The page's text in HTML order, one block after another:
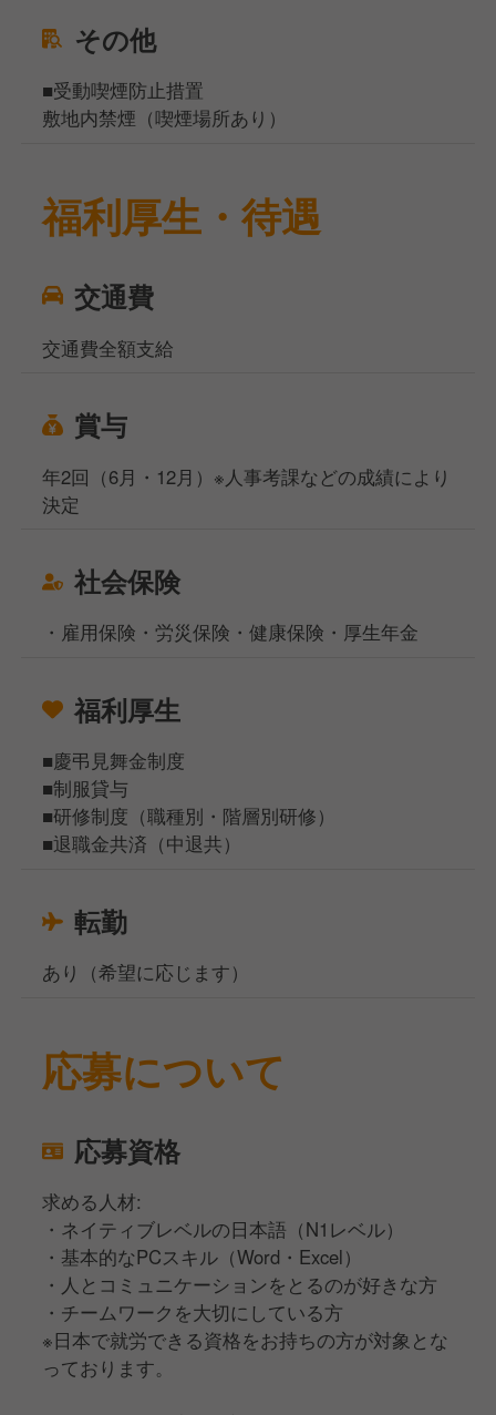
その他
■受動喫煙防止措置
敷地内禁煙（喫煙場所あり）
福利厚生・待遇
交通費
交通費全額支給
賞与
年2回（6月・12月）※人事考課などの成績により
決定
社会保険
・雇用保険・労災保険・健康保険・厚生年金
福利厚生
■慶弔見舞金制度
■制服貸与
■研修制度（職種別・階層別研修）
■退職金共済（中退共）
転勤
あり（希望に応じます）
応募について
応募資格
求める人材:
・ネイティブレベルの日本語（N1レベル）
・基本的なPCスキル（Word・Excel）
・人とコミュニケーションをとるのが好きな⽅
・チームワークを大切にしている方
※日本で就労できる資格をお持ちの方が対象とな
っております。